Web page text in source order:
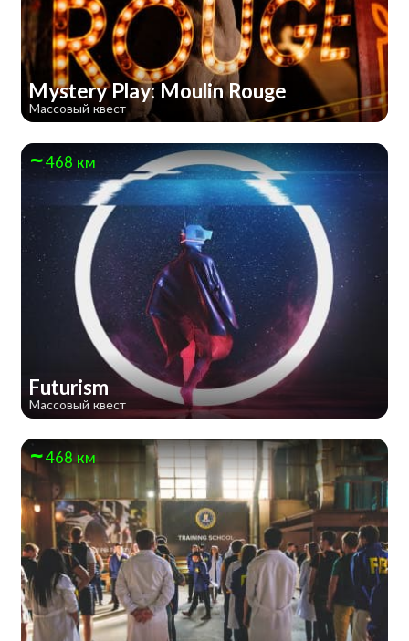
Mystery Play: Moulin Rouge
Массовый квест
468 км
Futurism
Массовый квест
468 км